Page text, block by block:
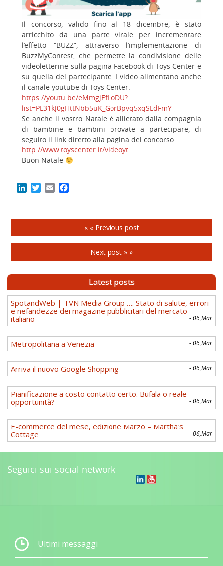
Il concorso, valido fino al 18 dicembre, è stato
arricchito da una parte virale per incrementare
l’effetto “BUZZ”, attraverso l’implementazione di
BuzzMyContest, che permette la condivisione delle
videoletterine sulla pagina Facebook di Toys Center e
su quella del partecipante. I video alimentano anche
il canale youtube di Toys Center.
https://youtu.be/eMmgjEfLoDU?
list=PL31kJ0gHttNbb5uK_GorBpvq5xqSLdFmY
Se anche il vostro Natale è allietato dalla compagnia
di bambine e bambini provate a partecipare, di
seguito il link diretto alla pagina del concorso
http://www.toyscenter.it/videoyt
Buon Natale
LinkedInTwitter
Email
« « Previous post
Next post » »
Latest posts
SpotandWeb | TVN Media Group …. Stato di salute, errori
e nefandezze dei magazine pubblicitari del mercato
italiano
- 06,Mar
Metropolitana a Venezia - 06,Mar
Arriva il nuovo Google Shopping - 06,Mar
Pianificazione a costo contatto certo. Bufala o reale
opportunità?
- 06,Mar
E-commerce del mese, edizione Marzo – Martha’s
Cottage
- 06,Mar
Seguici sui social network
Ultimi messaggi